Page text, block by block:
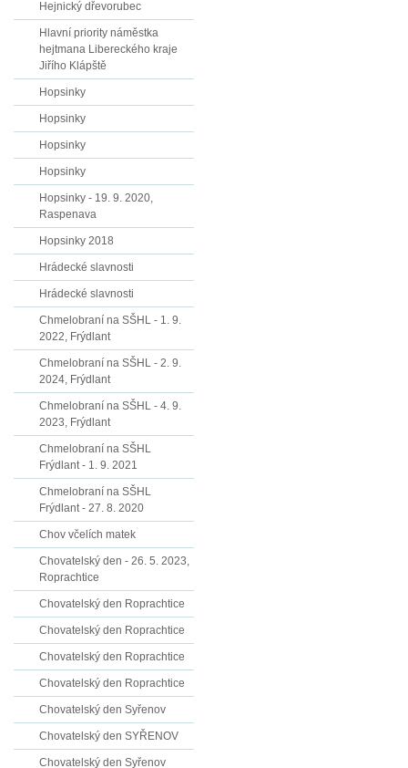
Hejnický dřevorubec
Hlavní priority náměstka
hejtmana Libereckého kraje
Jiřího Klápště
Hopsinky
Hopsinky
Hopsinky
Hopsinky
Hopsinky - 19. 9. 2020,
Raspenava
Hopsinky 2018
Hrádecké slavnosti
Hrádecké slavnosti
Chmelobraní na SŠHL - 1. 9.
2022, Frýdlant
Chmelobraní na SŠHL - 2. 9.
2024, Frýdlant
Chmelobraní na SŠHL - 4. 9.
2023, Frýdlant
Chmelobraní na SŠHL
Frýdlant - 1. 9. 2021
Chmelobraní na SŠHL
Frýdlant - 27. 8. 2020
Chov včelích matek
Chovatelský den - 26. 5. 2023,
Roprachtice
Chovatelský den Roprachtice
Chovatelský den Roprachtice
Chovatelský den Roprachtice
Chovatelský den Roprachtice
Chovatelský den Syřenov
Chovatelský den SYŘENOV
Chovatelský den Syřenov